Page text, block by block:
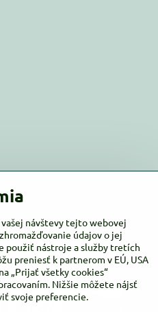
návštevy tejto webovej
údajov o jej
použiť nástroje a služby tretích
preniesť k partnerom v EÚ, USA
„Prijať všetky cookies“
Nižšie môžete nájsť
svoje preferencie.